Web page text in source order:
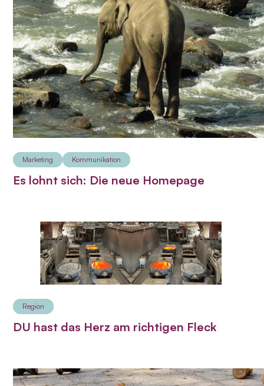
Marketing Kommunikation
Es lohnt sich: Die neue Homepage
Region
DU hast das Herz am richtigen Fleck